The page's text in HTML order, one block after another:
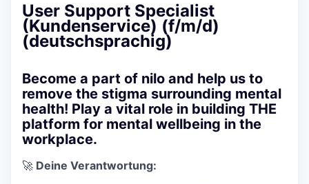
User Support Specialist
(Kundenservice) (f/m/d)
(deutschsprachig)
Become a part of nilo and help us to
remove the stigma surrounding mental
health! Play a vital role in building THE
platform for mental wellbeing in the
workplace.
🚀 Deine Verantwortung: